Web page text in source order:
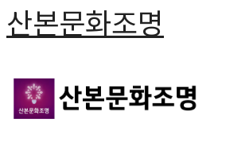
산본문화조명